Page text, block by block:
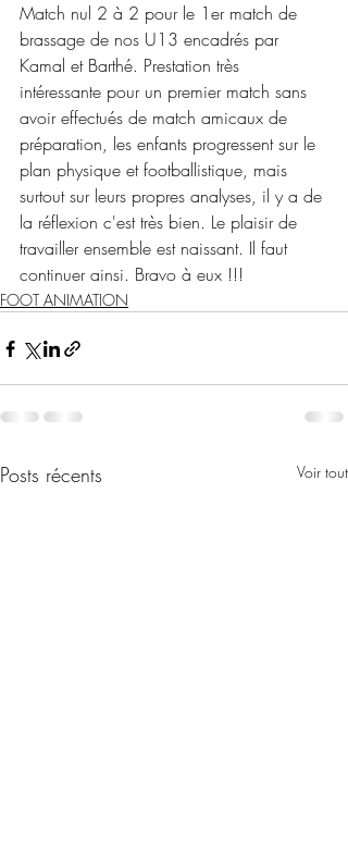
Match nul 2 à 2 pour le 1er match de
brassage de nos U13 encadrés par
Kamal et Barthé. Prestation très
intéressante pour un premier match sans
avoir effectués de match amicaux de
préparation, les enfants progressent sur le
plan physique et footballistique, mais
surtout sur leurs propres analyses, il y a de
la réflexion c'est très bien. Le plaisir de
travailler ensemble est naissant. Il faut
continuer ainsi. Bravo à eux !!!
FOOT ANIMATION
Posts récents Voir tout